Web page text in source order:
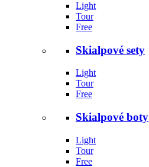
Light
Tour
Free
Skialpové sety
Light
Tour
Free
Skialpové boty
Light
Tour
Free